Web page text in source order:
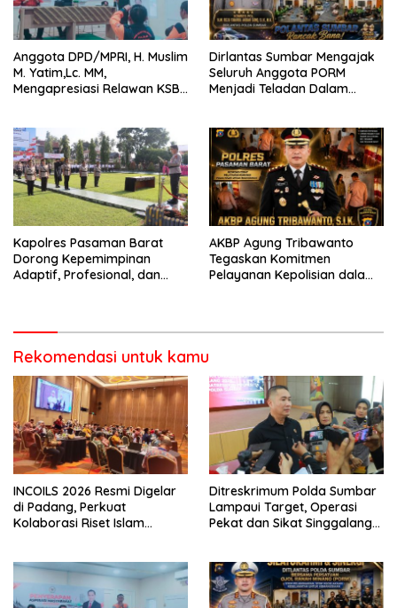
Anggota DPD/MPRI, H. Muslim
M. Yatim,Lc. MM,
Mengapresiasi Relawan KSB
Bencana
Dirlantas Sumbar Mengajak
Seluruh Anggota PORM
Menjadi Teladan Dalam
Perlengkapan Keselamatan
Berkendara
Kapolres Pasaman Barat
Dorong Kepemimpinan
Adaptif, Profesional, dan
AKBP Agung Tribawanto
Tegaskan Komitmen
Pelayanan Kepolisian dalam
Rekomendasi untuk kamu
INCOILS 2026 Resmi Digelar
di Padang, Perkuat
Kolaborasi Riset Islam
Ditreskrimum Polda Sumbar
Lampaui Target, Operasi
Pekat dan Sikat Singgalang